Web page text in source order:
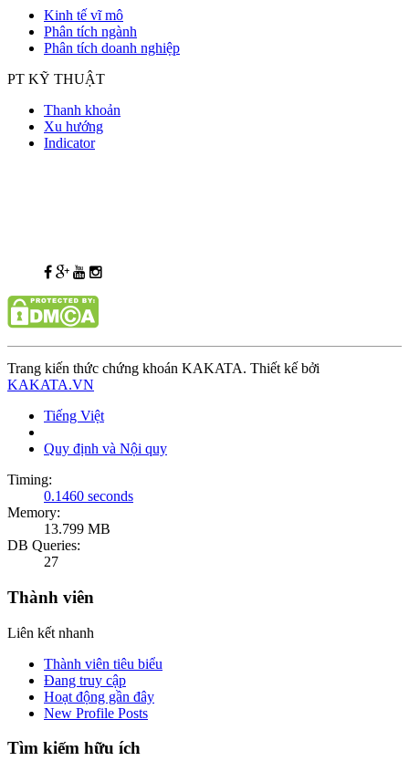
Kinh tế vĩ mô
Phân tích ngành
Phân tích doanh nghiệp
PT KỸ THUẬT
Thanh khoản
Xu hướng
Indicator
Trang kiến thức chứng khoán KAKATA. Thiết kế bởi
KAKATA.VN
Tiếng Việt
Quy định và Nội quy
Timing:
0.1460 seconds
Memory:
13.799 MB
DB Queries:
27
Thành viên
Liên kết nhanh
Thành viên tiêu biểu
Đang truy cập
Hoạt động gần đây
New Profile Posts
Tìm kiếm hữu ích